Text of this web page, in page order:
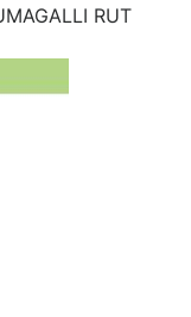
RUT